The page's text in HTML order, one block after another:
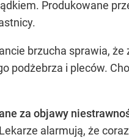
Produkowane
brzucha sprawia,
podżebrza i pleców.
za objawy
alarmują, że